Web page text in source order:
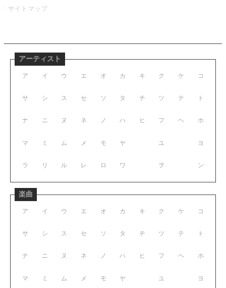
サイトマップ
アーティスト
ア イ ウ エ オ
サ シ ス セ ソ
ナ ニ ヌ ネ ノ
マ ミ ム メ モ
ラ リ ル レ ロ
カ キ ク ケ コ
タ チ ツ テ ト
ハ ヒ フ ヘ ホ
ヤ ユ ヨ
ワ ヲ ン
楽曲
ア イ ウ エ オ
サ シ ス セ ソ
ナ ニ ヌ ネ ノ
マ ミ ム メ モ
カ キ ク ケ コ
タ チ ツ テ ト
ハ ヒ フ ヘ ホ
ヤ ユ ヨ